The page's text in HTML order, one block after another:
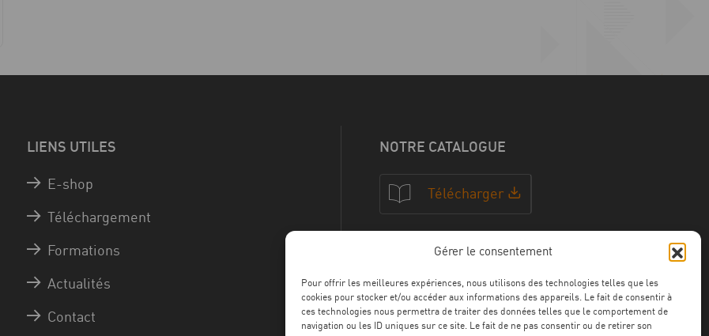
Gérer le consentement
Pour offrir les meilleures expériences, nous utilisons des technologies telles que les
cookies pour stocker et/ou accéder aux informations des appareils. Le fait de consentir à
ces technologies nous permettra de traiter des données telles que le comportement de
navigation ou les ID uniques sur ce site. Le fait de ne pas consentir ou de retirer son
LIENS UTILES
E-shop
Téléchargement
Formations
Actualités
Contact
NOTRE CATALOGUE
Télécharger
NOS CERTFICATIONS